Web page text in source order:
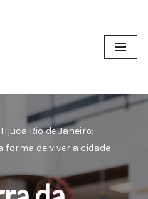
Rio de Janeiro:
de viver a cidade